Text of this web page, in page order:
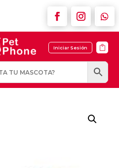
Iniciar Sesión 